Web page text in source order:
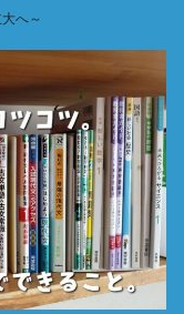
へ～